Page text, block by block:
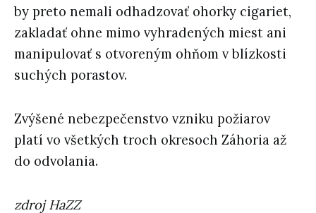
by preto nemali odhadzovať ohorky cigariet,
zakladať ohne mimo vyhradených miest ani
manipulovať s otvoreným ohňom v blízkosti
suchých porastov.
Zvýšené nebezpečenstvo vzniku požiarov
platí vo všetkých troch okresoch Záhoria až
do odvolania.
zdroj HaZZ